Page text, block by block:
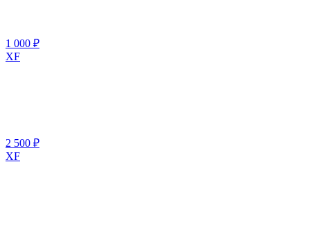
1 000 ₽
XF
2 500 ₽
XF